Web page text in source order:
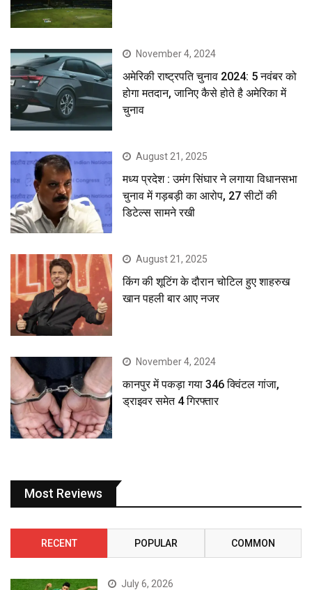
November 4, 2024
अमेरिकी राष्ट्रपति चुनाव 2024: 5 नवंबर को
होगा मतदान, जानिए कैसे होते है अमेरिका में
चुनाव
August 21, 2025
मध्य प्रदेश : उमंग सिंघार ने लगाया विधानसभा
चुनाव में गड़बड़ी का आरोप, 27 सीटों की
डिटेल्स सामने रखी
August 21, 2025
किंग की शूटिंग के दौरान चोटिल हुए शाहरुख
खान पहली बार आए नजर
November 4, 2024
कानपुर में पकड़ा गया 346 क्विंटल गांजा,
ड्राइवर समेत 4 गिरफ्तार
Most Reviews
RECENT POPULAR COMMON
July 6, 2026